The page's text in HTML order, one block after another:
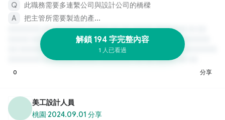
此職務需要多連繫公司與設計公司的橋樑
把主管所需要製造的產...
解鎖 194 字完整內容
1 人已看過
0 分享
美工設計人員
桃園·2024.09.01 分享